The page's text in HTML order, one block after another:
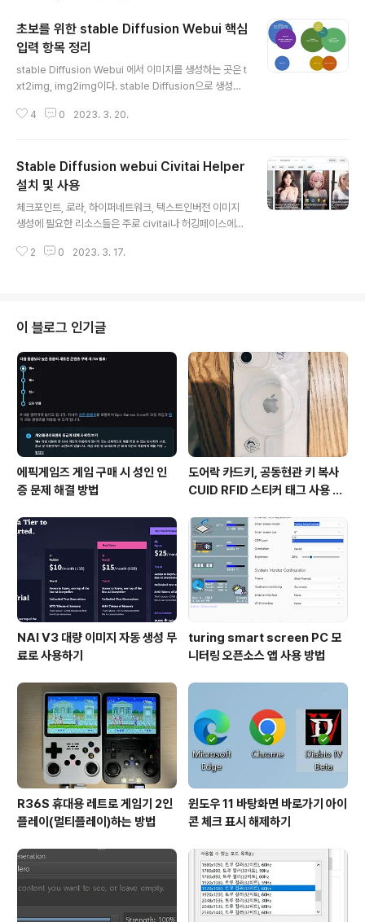
초보를 위한 stable Diffusion Webui 핵심
입력 항목 정리
stable Diffusion Webui 에서 이미지를 생성하는 곳은 t
xt2img, img2img이다. stable Diffusion으로 생성된
같이 WebUI에서 생성할 수 있다. https://civitai.com/
nd to img2img 로 보내면 기본 입력 항목들이 자동으로
채워진다. 체크포인트와 VAE만 맞춰주면 동일한 이미지가
생성됨을 볼수 있다. Exif에 체크포인트(모델) 명은 기입되
어 있으니 확인 가능한데 VAE는 알수가 없다. (직접 교체
해보며 확인 해봐야함.) 일부 모델의 경우 VAE가 필요 없
다..
4 0 2023. 3. 20.
Stable Diffusion webui Civitai Helper
설치 및 사용
체크포인트, 로라, 하이퍼네트워크, 텍스트인버전 이미지
생성에 필요한 리소스들은 주로 civitai나 허깅페이스에서
리소스들에 대해 프리뷰 이미지, 업데이트, 적용 등을 쉽게
ebui-Civitai-Helper.git Civitai Helper 탭으로 가서
Scan을 누르면 Civitai 사이트에 올라온 수많은 모델들의
정보와 프리뷰 이미지 등을 크롤링해온다 txt2img 또는 i
mg2img에서 화투패 버튼을 클릭하면 R..
2 0 2023. 3. 17.
이 블로그 인기글
에픽게임즈 게임 구매 시 성인 인
증 문제 해결 방법
도어락 카드키, 공동현관 키 복사
CUID RFID 스티커 태그 사용 방
NAI V3 대량 이미지 자동 생성 무
료로 사용하기
turing smart screen PC 모
니터링 오픈소스 앱 사용 방법
R36S 휴대용 레트로 게임기 2인
플레이(멀티플레이)하는 방법
윈도우 11 바탕화면 바로가기 아이
콘 체크 표시 해제하기